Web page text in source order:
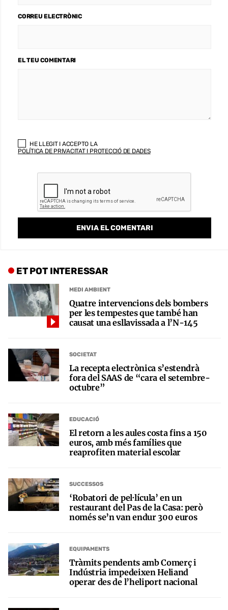
CORREU ELECTRÒNIC
EL TEU COMENTARI
HE LLEGIT I ACCEPTO LA
POLÍTICA DE PRIVACITAT I PROTECCIÓ DE DADES
ET POT INTERESSAR
MEDI AMBIENT
Quatre intervencions dels bombers
per les tempestes que també han
causat una esllavissada a l’N-145
SOCIETAT
La recepta electrònica s’estendrà
fora del SAAS de “cara el setembre-
octubre”
EDUCACIÓ
El retorn a les aules costa fins a 150
euros, amb més famílies que
reaprofiten material escolar
SUCCESSOS
‘Robatori de pel·lícula’ en un
restaurant del Pas de la Casa: però
només se’n van endur 300 euros
EQUIPAMENTS
Tràmits pendents amb Comerç i
Indústria impedeixen Heliand
operar des de l’heliport nacional